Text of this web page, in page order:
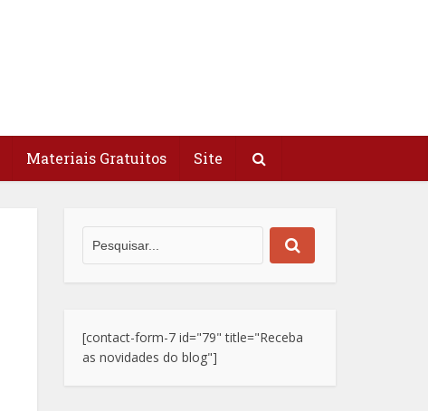
Materiais Gratuitos Site
[contact-form-7 id="79" title="Receba
as novidades do blog"]